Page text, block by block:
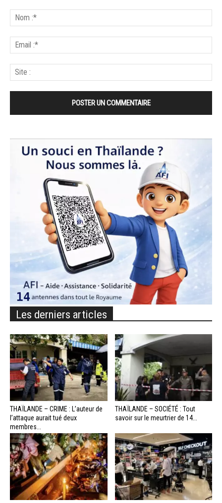
Les derniers articles
THAÏLANDE – CRIME : L’auteur de
l’attaque aurait tué deux
membres...
THAÏLANDE – SOCIÉTÉ : Tout
savoir sur le meurtrier de 14...